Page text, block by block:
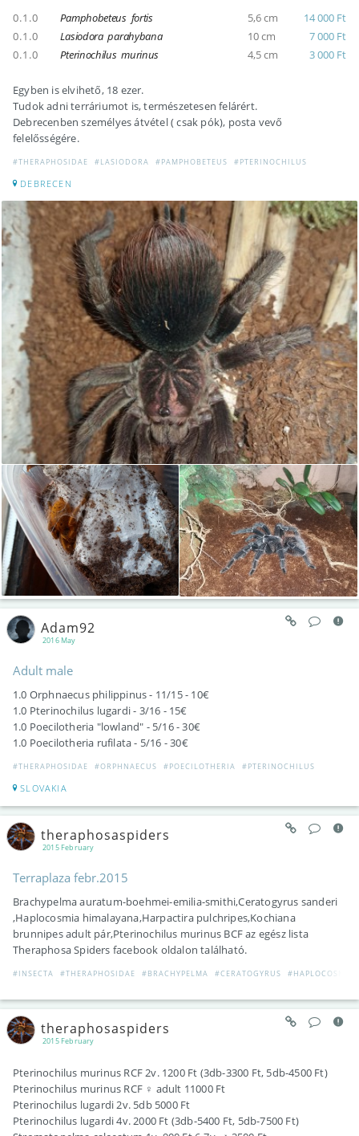
0.1.0 Pamphobeteus fortis 5,6 cm
14 000 Ft
0.1.0
Lasiodora parahybana 10 cm
7 000 Ft
0.1.0
Pterinochilus murinus 4,5 cm 3 000 Ft
Egyben is elvihető, 18 ezer.
Tudok adni terráriumot is, természetesen felárért.
Debrecenben személyes átvétel ( csak pók), posta vevő
felelősségére.
#THERAPHOSIDAE #LASIODORA #PAMPHOBETEUS #PTERINOCHILUS
DEBRECEN
2016 May
Adam92
Adult male
1.0 Orphnaecus philippinus - 11/15 - 10€
1.0 Pterinochilus lugardi - 3/16 - 15€
1.0 Poecilotheria "lowland" - 5/16 - 30€
1.0 Poecilotheria rufilata - 5/16 - 30€
#THERAPHOSIDAE #ORPHNAECUS #POECILOTHERIA #PTERINOCHILUS
SLOVAKIA
2015 February
theraphosaspiders
Terraplaza febr.2015
Brachypelma auratum-boehmei-emilia-smithi,Ceratogyrus sanderi
,Haplocosmia himalayana,Harpactira pulchripes,Kochiana
brunnipes adult pár,Pterinochilus murinus BCF az egész lista
Theraphosa Spiders facebook oldalon található.
#INSECTA #THERAPHOSIDAE #BRACHYPELMA #CERATOGYRUS #HAPLOCOSMIA
2015 February
theraphosaspiders
Pterinochilus murinus RCF 2v. 1200 Ft (3db-3300 Ft, 5db-4500 Ft)
Pterinochilus murinus RCF ♀ adult 11000 Ft
Pterinochilus lugardi 2v. 5db 5000 Ft
Pterinochilus lugardi 4v. 2000 Ft (3db-5400 Ft, 5db-7500 Ft)